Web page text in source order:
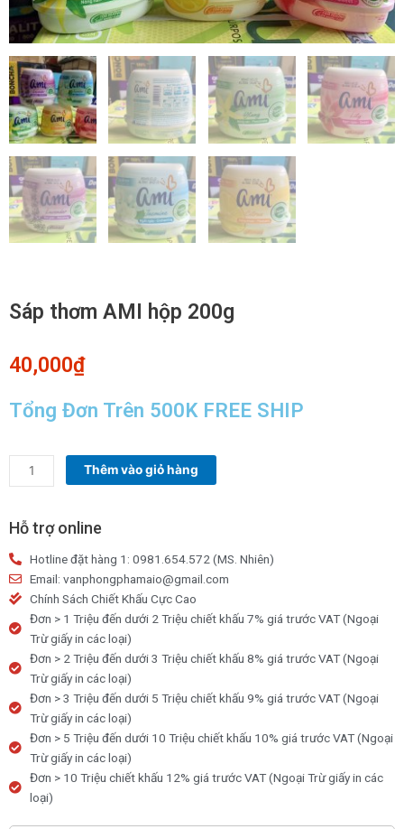
Sáp thơm AMI hộp 200g
40,000₫
Tổng Đơn Trên 500K FREE SHIP
Sáp
thơm
hộp
số
lượng
Thêm vào giỏ hàng
Hỗ trợ online
Hotline đặt hàng 1: 0981.654.572 (MS. Nhiên)
Email: vanphongphamaio@gmail.com
Chính Sách Chiết Khấu Cực Cao
Đơn > 1 Triệu đến dưới 2 Triệu chiết khấu 7% giá trước VAT (Ngoại
Trừ giấy in các loại)
Đơn > 2 Triệu đến dưới 3 Triệu chiết khấu 8% giá trước VAT (Ngoại
Trừ giấy in các loại)
Đơn > 3 Triệu đến dưới 5 Triệu chiết khấu 9% giá trước VAT (Ngoại
Trừ giấy in các loại)
Đơn > 5 Triệu đến dưới 10 Triệu chiết khấu 10% giá trước VAT (Ngoại
Trừ giấy in các loại)
Đơn > 10 Triệu chiết khấu 12% giá trước VAT (Ngoại Trừ giấy in các
loại)